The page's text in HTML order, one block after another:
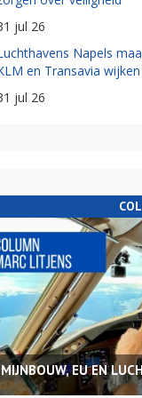
jul 26
Napels
en Transavia
jul 26
MIJNBOUW, EU EN